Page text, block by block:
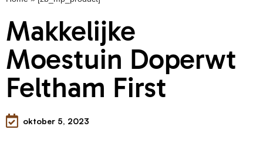
Makkelijke
Moestuin Doperwt
Feltham First
oktober 5, 2023